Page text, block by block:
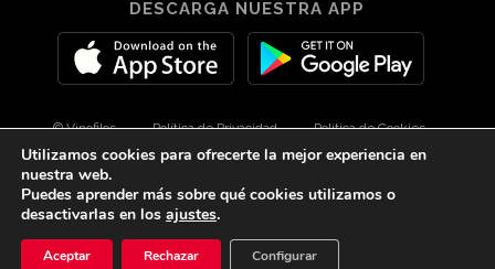
DESCARGA NUESTRA APP
© Vinofilos Política de Privacidad Política de Cookies
Aviso Legal Diseño por 3Com Maketing
facebookyoutube
Utilizamos cookies para ofrecerte la mejor experiencia en
nuestra web.
Puedes aprender más sobre qué cookies utilizamos o
desactivarlas en los ajustes.
Aceptar Rechazar Configurar